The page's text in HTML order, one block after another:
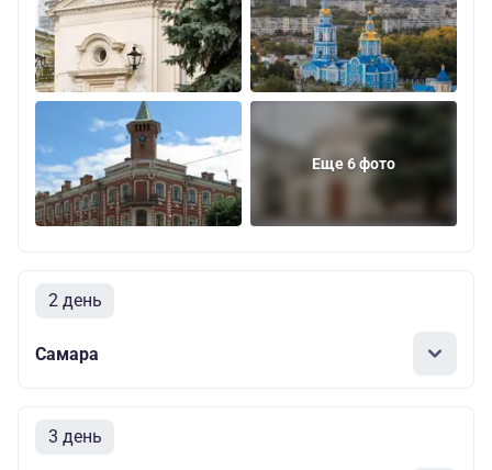
Еще 6 фото
2 день
Самара
3 день